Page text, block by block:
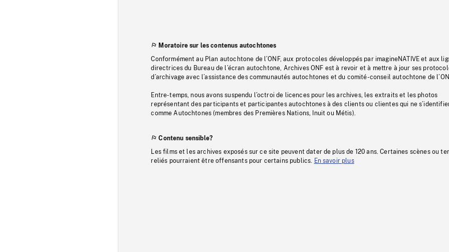
Moratoire sur les contenus autochtones
Conformément au Plan autochtone de l’ONF, aux protocoles développés par imagineNATIVE et aux
directrices du Bureau de l’écran autochtone, Archives ONF est à revoir et à mettre à jour ses
d’archivage avec l’assistance des communautés autochtones et du comité-conseil autochtone de
Entre-temps, nous avons suspendu l’octroi de licences pour les archives, les extraits et les photos
représentant des participants et participantes autochtones à des clients ou clientes qui ne
comme Autochtones (membres des Premières Nations, Inuit ou Métis).
Contenu sensible?
Les films et les archives exposés sur ce site peuvent dater de plus de 120 ans. Certaines scènes ou
reliés pourraient être offensants pour certains publics.
En savoir plus